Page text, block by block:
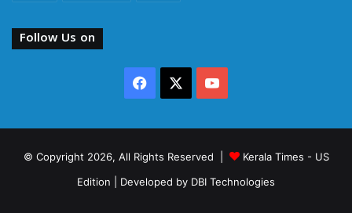
Follow Us on
Facebook YouTube
© Copyright 2026, All Rights Reserved |
Kerala Times - US
Edition | Developed by DBI Technologies